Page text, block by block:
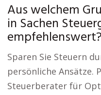
Aus welchem
in Sachen
empfehlenswert?
Sparen Sie Steuern
persönliche Ansätze.
Steuerberater für